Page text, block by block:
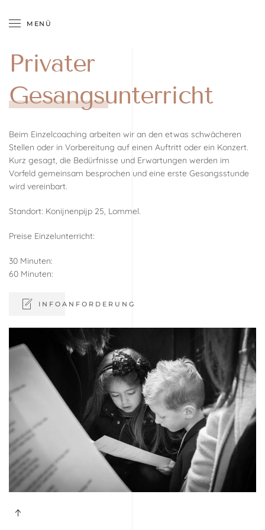
Zum Hauptinhalt springen
MENÜ
Privater
Gesangsunterricht
Beim Einzelcoaching arbeiten wir an den etwas schwächeren
Stellen oder in Vorbereitung auf einen Auftritt oder ein Konzert.
Kurz gesagt, die Bedürfnisse und Erwartungen werden im
Vorfeld gemeinsam besprochen und eine erste Gesangsstunde
wird vereinbart.
Standort: Konijnenpijp 25, Lommel.
Preise Einzelunterricht:
30 Minuten:
60 Minuten:
INFOANFORDERUNG